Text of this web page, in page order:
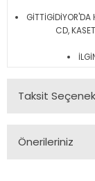
GİTTİGİDİYOR'DA
CD,
Taksit
Önerileriniz